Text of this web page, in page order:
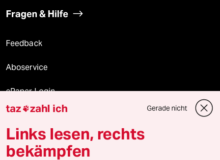
Fragen & Hilfe
Feedback
Aboservice
ePaper Login
Downloads für Abonnierende
taz zahl ich Gerade nicht
Links lesen, rechts
bekämpfen